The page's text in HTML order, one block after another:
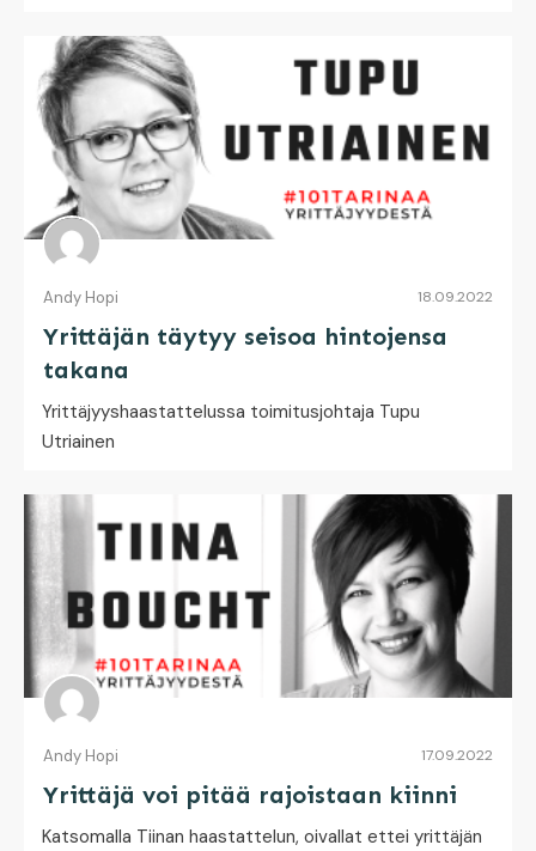
Andy Hopi 18.09.2022
Yrittäjän täytyy seisoa hintojensa
takana
Yrittäjyyshaastattelussa toimitusjohtaja Tupu
Utriainen
Andy Hopi 17.09.2022
Yrittäjä voi pitää rajoistaan kiinni
Katsomalla Tiinan haastattelun, oivallat ettei yrittäjän